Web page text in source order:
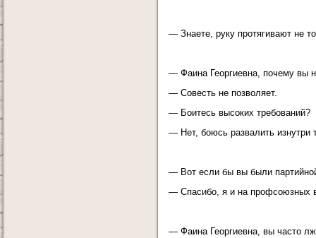
— Знаете, руку протягивают не
— Фаина Георгиевна, почему вы
— Совесть не позволяет.
— Боитесь высоких требований?
— Нет, боюсь развалить изнутри
— Вот если бы вы были
— Спасибо, я и на профсоюзных
— Фаина Георгиевна, вы часто